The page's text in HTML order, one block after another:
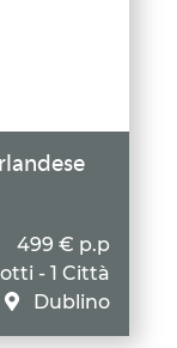
499 € p.p
- 1 Città
Dublino